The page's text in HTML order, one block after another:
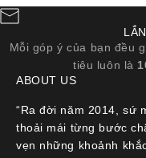
Mỗi góp ý của bạn đều
tiêu luôn là
ABOUT US
“Ra đời năm 2014, sứ
thoải mái từng bước
vẹn những khoảnh